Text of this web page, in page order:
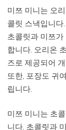
미쯔 미니는 오
콜릿 스낵입니
초콜릿과 미쯔
합니다. 오리온
즈로 제공되어
또한, 포장도 귀
립니다.
미쯔 미니는 초
니다. 초콜릿과